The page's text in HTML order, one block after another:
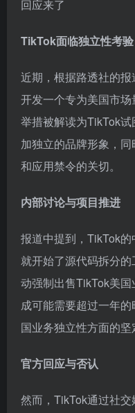
TikTok面临独立性考验
近期，根据路透社的
开发一个专为美国市
举措被解读为TikTok
加独立的品牌形象，
和应用禁令的关切。
内部讨论与项目推进
报道中提到，TikTok
就开始了源代码拆分
动强制出售TikTok美
成可能需要超过一年
国业务独立性方面的坚
官方回应与否认
然而，TikTok通过社交